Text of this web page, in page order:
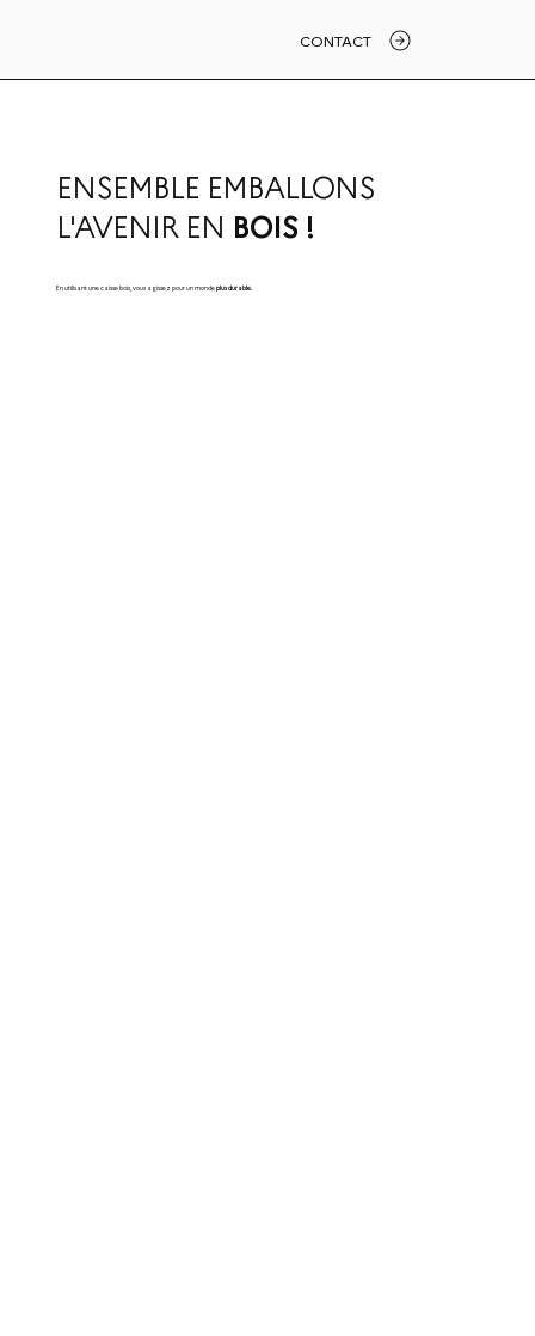
CONTACT
ENSEMBLE EMBALLONS
L'AVENIR EN BOIS !
En utilisant une caisse bois, vous agissez pour un mondeplus durable.